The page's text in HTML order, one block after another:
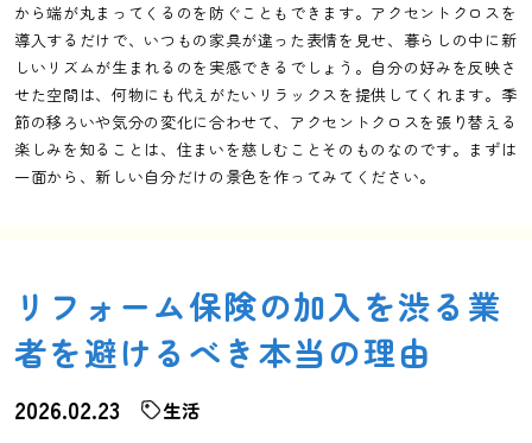
から端が丸まってくるのを防ぐこともできます。アクセントクロスを
導入するだけで、いつもの家具が違った表情を見せ、暮らしの中に新
しいリズムが生まれるのを実感できるでしょう。自分の好みを反映さ
せた空間は、何物にも代えがたいリラックスを提供してくれます。季
節の移ろいや気分の変化に合わせて、アクセントクロスを張り替える
楽しみを知ることは、住まいを慈しむことそのものなのです。まずは
一面から、新しい自分だけの景色を作ってみてください。
リフォーム保険の加入を渋る業
者を避けるべき本当の理由
2026.02.23 生活